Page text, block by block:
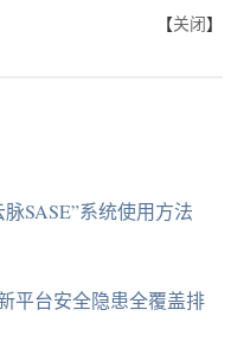
【关闭】
SASE”系统使用方法
平台安全隐患全覆盖排